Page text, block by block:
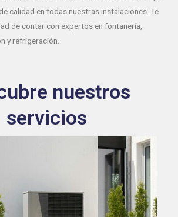
calidad en todas nuestras instalaciones. Te
de contar con expertos en fontanería,
y refrigeración.
nuestros
servicios